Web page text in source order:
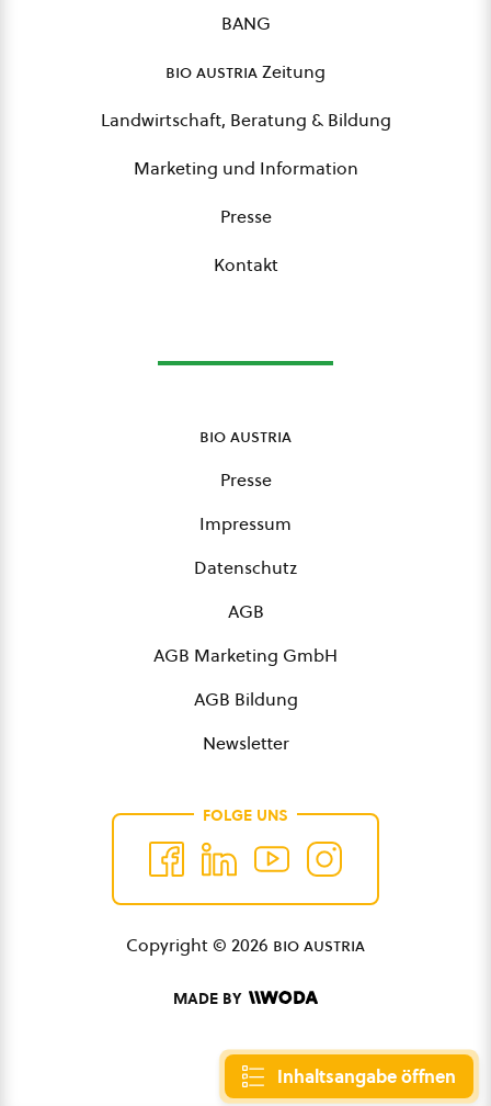
Inhaltsangabe öffnen
BANG
bio austriaZeitung
Landwirtschaft, Beratung & Bildung
Marketing und Information
Presse
Kontakt
bio austria
Presse
Impressum
Datenschutz
AGB
AGB Marketing GmbH
AGB Bildung
Newsletter
FOLGE UNS
Copyright © 2026 bio austria
MADE BY